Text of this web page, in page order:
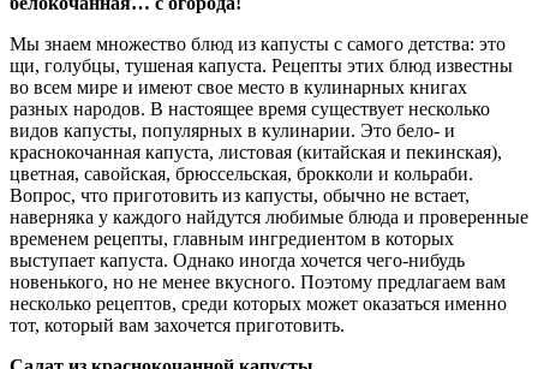
Мы знаем множество блюд из капусты с самого детства: это
щи, голубцы, тушеная капуста. Рецепты этих блюд известны
во всем мире и имеют свое место в кулинарных книгах
разных народов. В настоящее время существует несколько
видов капусты, популярных в кулинарии. Это бело- и
краснокочанная капуста, листовая (китайская и пекинская),
цветная, савойская, брюссельская, брокколи и кольраби.
Вопрос, что приготовить из капусты, обычно не встает,
наверняка у каждого найдутся любимые блюда и проверенные
временем рецепты, главным ингредиентом в которых
выступает капуста. Однако иногда хочется чего-нибудь
новенького, но не менее вкусного. Поэтому предлагаем вам
несколько рецептов, среди которых может оказаться именно
тот, который вам захочется приготовить.